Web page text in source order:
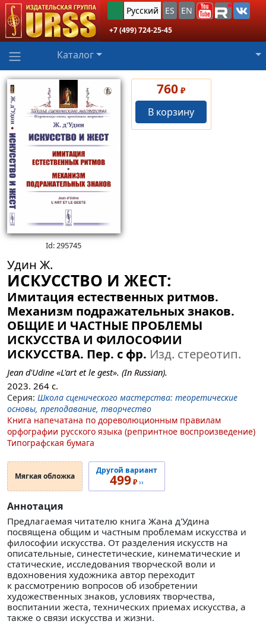
Русский ES EN
+7 (499) 724-25-45
Каталог
Id: 295745
760 ₽
В корзину
Удин Ж.
ИСКУССТВО И ЖЕСТ:
Имитация естественных ритмов.
Механизм подражательных знаков.
ОБЩИЕ И ЧАСТНЫЕ ПРОБЛЕМЫ
ИСКУССТВА И ФИЛОСОФИИ
ИСКУССТВА. Пер. с фр. Изд. стереотип.
Jean d'Udine «L'art et le gest». (In Russian).
2023. 264 с.
Серия: Школа сценического мастерства: теоретические
основы, преподавание, творчество
Книга напечатана по дореволюционным правилам
орфографии русского языка (репринтное воспроизведение)
Типографская бумага
Мягкая обложка
Другой вариант
499₽››
Аннотация
Предлагаемая читателю книга Жана д'Удина
посвящена общим и частным проблемам искусства и
философии искусства. От разделения искусств на
описательные, синестетические, кинематические и
статические, исследования творческой воли и
вдохновения художника автор переходит
к рассмотрению вопросов об изобретении
художественных знаков, условиях творчества,
воспитании жеста, технических приемах искусства, а
также о связи искусства и жизни.